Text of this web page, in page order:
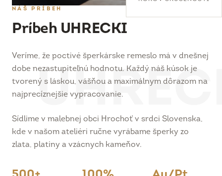
NÁŠ PRÍBEH
Príbeh UHRECKI
Veríme, že poctivé šperkárske remeslo má v dnešnej
dobe nezastupiteľnú hodnotu. Každý náš kúsok je
tvorený s láskou, vášňou a maximálnym dôrazom na
najprecíznejšie vypracovanie.
Sídlime v malebnej obci Hrochoť v srdci Slovenska,
kde v našom ateliéri ručne vyrábame šperky zo
zlata, platiny a vzácnych kameňov.
500+ 100% Au/Pt